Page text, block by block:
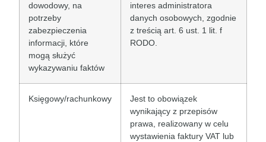
dowodowy, na
potrzeby
zabezpieczenia
informacji, które
mogą służyć
wykazywaniu faktów
interes administratora
danych osobowych, zgodnie
z treścią art. 6 ust. 1 lit. f
RODO.
Księgowy/rachunkowy
Jest to obowiązek
wynikający z przepisów
prawa, realizowany w celu
wystawienia faktury VAT lub